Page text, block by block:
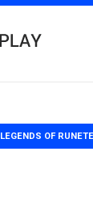
LEGENDS OF